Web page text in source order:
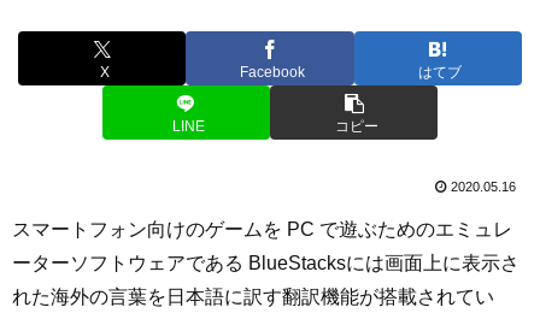
X Facebook はてブ
LINE コピー
2020.05.16
スマートフォン向けのゲームを PC で遊ぶためのエミュレ
ーターソフトウェアである BlueStacksには画面上に表示さ
れた海外の言葉を日本語に訳す翻訳機能が搭載されてい